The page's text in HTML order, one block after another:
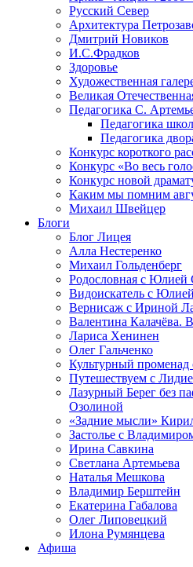
Русский Север
Архитектура
Дмитрий Новиков
И.С.Фрадков
Здоровье
Художественная
Великая
Педагогика С.
Педагогика
Педагогика
Конкурс короткого
Конкурс «Во весь
Конкурс новой
Каким мы помним
Михаил Швейцер
Блоги
Блог Лицея
Алла Нестеренко
Михаил Гольденберг
Родословная с Юлией
Видоискатель с
Вернисаж с Ириной
Валентина Калачёва.
Лариса Хенинен
Олег Гальченко
Культурный променад
Путешествуем с
Лазурный Берег без
Озолиной
«Задние мысли»
Застолье с
Ирина Савкина
Светлана Артемьева
Наталья Мешкова
Владимир Берштейн
Екатерина Габалова
Олег Липовецкий
Илона Румянцева
Афиша